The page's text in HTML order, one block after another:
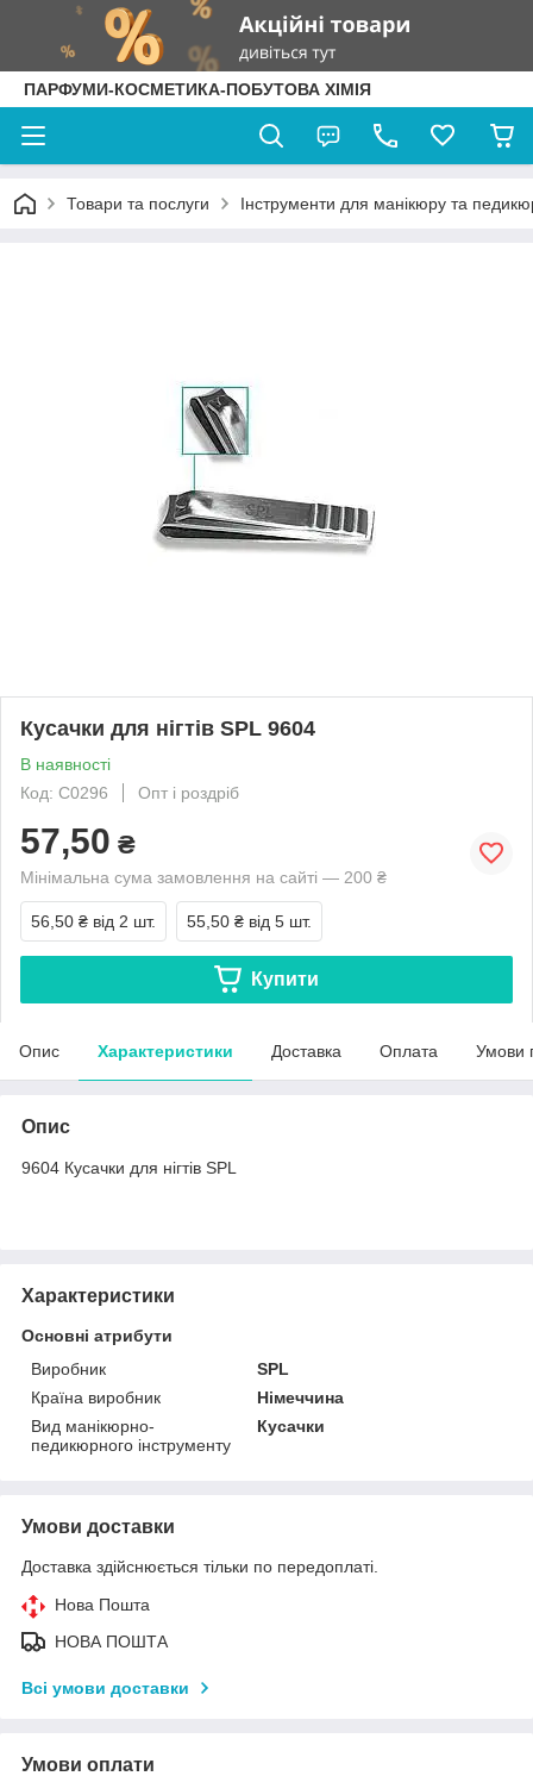
ПАРФУМИ-КОСМЕТИКА-ПОБУТОВА ХІМІЯ
Товари та послуги Інструменти для манікюру та
Кусачки для нігтів SPL 9604
В наявності
Код: С0296
Опт і роздріб
57,50 ₴
Мінімальна сума замовлення на сайті — 200 ₴
56,50 ₴ від 2 шт. 55,50 ₴ від 5 шт.
Купити
Опис Характеристики Доставка Оплата Умови
Опис
9604 Кусачки для нігтів SPL
Характеристики
Основні атрибути
Виробник
SPL
Країна виробник
Німеччина
Вид манікюрно-
педикюрного інструменту
Кусачки
Умови доставки
Доставка здійснюється тільки по передоплаті.
Нова Пошта
НОВА ПОШТА
Всі умови доставки
Умови оплати